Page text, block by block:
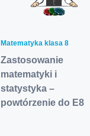
Matematyka klasa 8
Zastosowanie
matematyki i
statystyka –
powtórzenie do E8